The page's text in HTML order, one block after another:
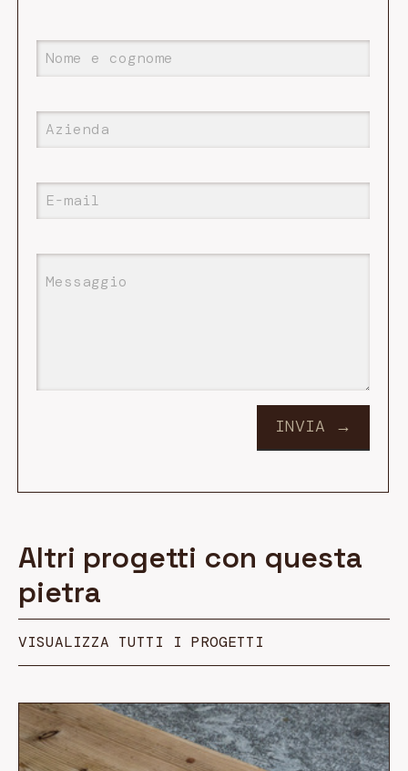
Altri progetti con questa
pietra
VISUALIZZA TUTTI I PROGETTI